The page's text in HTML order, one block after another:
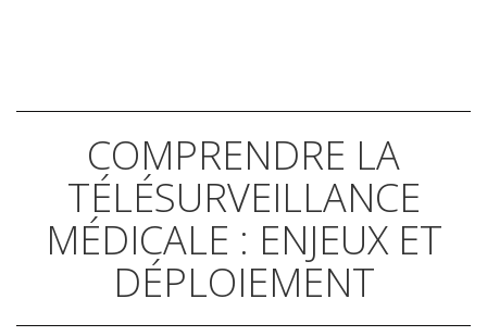
COMPRENDRE LA
TÉLÉSURVEILLANCE
MÉDICALE : ENJEUX ET
DÉPLOIEMENT